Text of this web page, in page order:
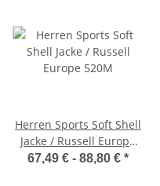
Herren Sports Soft Shell
Jacke / Russell Europe
520M
67,49 € - 88,80 € *